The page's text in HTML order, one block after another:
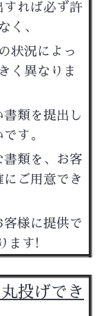
すれば必ず許
く、
状況によっ
く異なりま
類を提出し
す。
書類を、お客
ご用意でき
客様に提供で
ます!
投げでき